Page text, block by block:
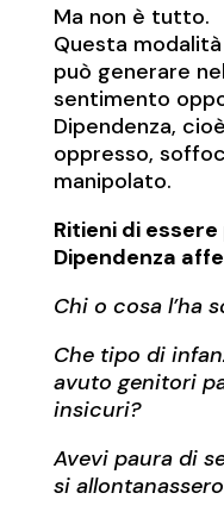
Ma non è tutto.
Questa
può generare
sentimento
Dipendenza,
oppresso,
manipolato.
Ritieni di
Dipendenza
Chi o cosa l’ha
Che tipo di
avuto genitori
insicuri?
Avevi paura di
si